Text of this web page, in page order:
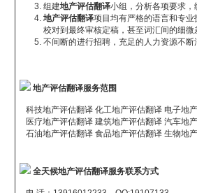
组建地产评估翻译小组，分析各项要求，
地产评估翻译项目均有严格的语言和专
校对到最终审核定稿，甚至词汇间的细微
不间断的进行招聘，充足的人力资源不断
地产评估翻译服务范围
科技地产评估翻译 化工地产评估翻译 电子地
医疗地产评估翻译 建筑地产评估翻译 汽车地
石油地产评估翻译 食品地产评估翻译 生物地
全天候地产评估翻译服务联系方式